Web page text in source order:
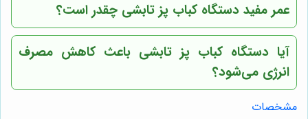
عمر مفید دستگاه کباب پز تابشی چقدر است؟
آیا دستگاه کباب پز تابشی باعث کاهش مصرف
انرژی می‌شود؟
مشخصات